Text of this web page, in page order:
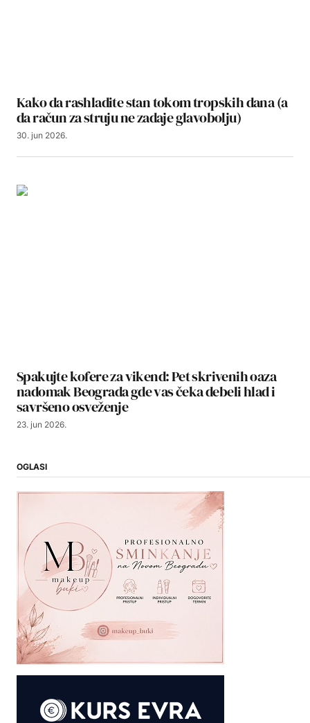
Kako da rashladite stan tokom tropskih dana (a
da račun za struju ne zadaje glavobolju)
30. jun 2026.
Spakujte kofere za vikend: Pet skrivenih oaza
nadomak Beograda gde vas čeka debeli hlad i
savršeno osveženje
23. jun 2026.
OGLASI